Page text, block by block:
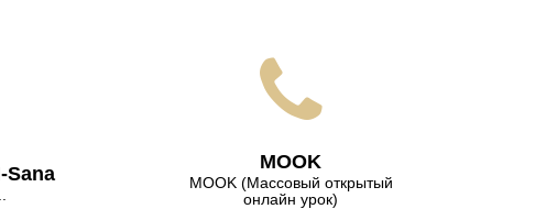
Sana
МООK
МООK (Массовый открытый
онлайн урок)